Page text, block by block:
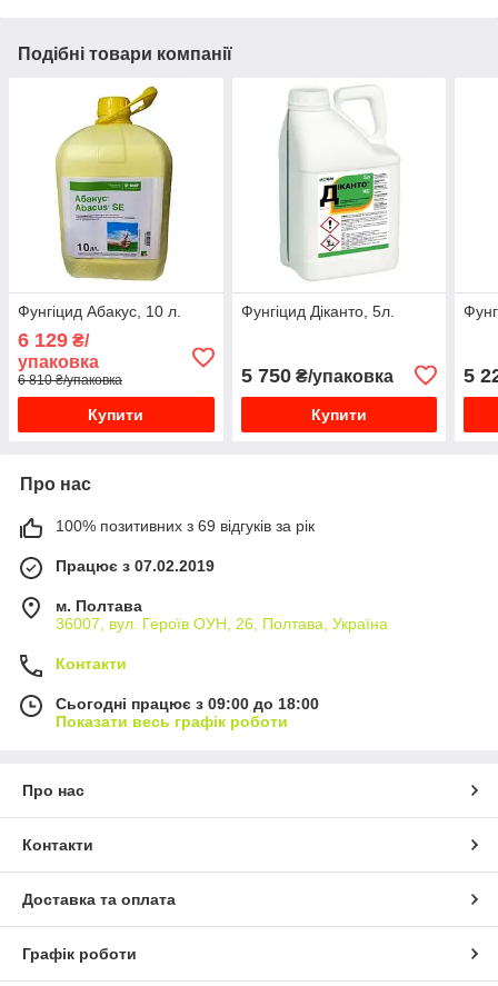
Подібні товари компанії
Фунгіцид Абакус, 10 л.
6 129 ₴/
упаковка
6 810 ₴/упаковка
Купити
Фунгіцид Діканто, 5л.
5 750₴/упаковка
Купити
5
Про нас
100% позитивних з 69 відгуків за рік
Працює з 07.02.2019
м. Полтава
36007, вул. Героїв ОУН, 26, Полтава, Україна
Контакти
Сьогодні працює з 09:00 до 18:00
Показати весь графік роботи
Про нас
Контакти
Доставка та оплата
Графік роботи